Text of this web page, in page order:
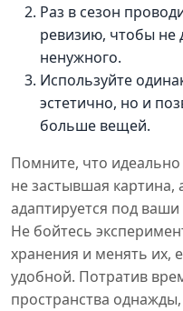
Раз в сезон
ревизию, чтобы не
ненужного.
Используйте
эстетично, но и
больше вещей.
Помните, что
не застывшая
адаптируется под
Не бойтесь
хранения и менять их,
удобной. Потратив
пространства